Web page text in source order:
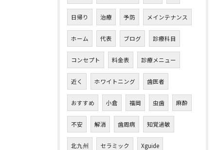
日帰り 治療 予防 メインテナンス
ホーム 代表 ブログ 診療科目
コンセプト 料金表 診療メニュー
近く ホワイトニング 歯医者
おすすめ 小倉 福岡 虫歯 麻酔
不安 解消 歯周病 知覚過敏
北九州 セラミック Xguide